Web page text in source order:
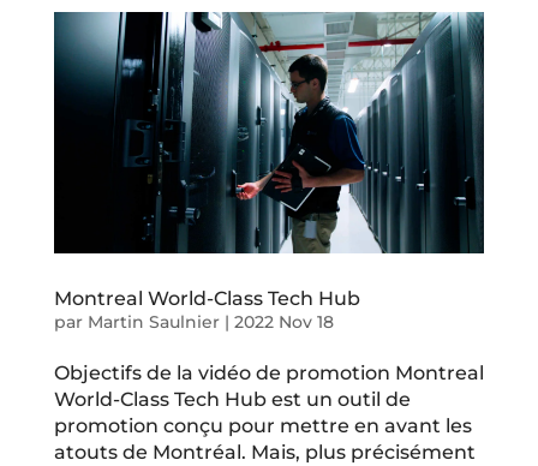
Montreal World-Class Tech Hub
par Martin Saulnier| 2022 Nov 18
Objectifs de la vidéo de promotion Montreal
World-Class Tech Hub est un outil de
promotion conçu pour mettre en avant les
atouts de Montréal. Mais, plus précisément